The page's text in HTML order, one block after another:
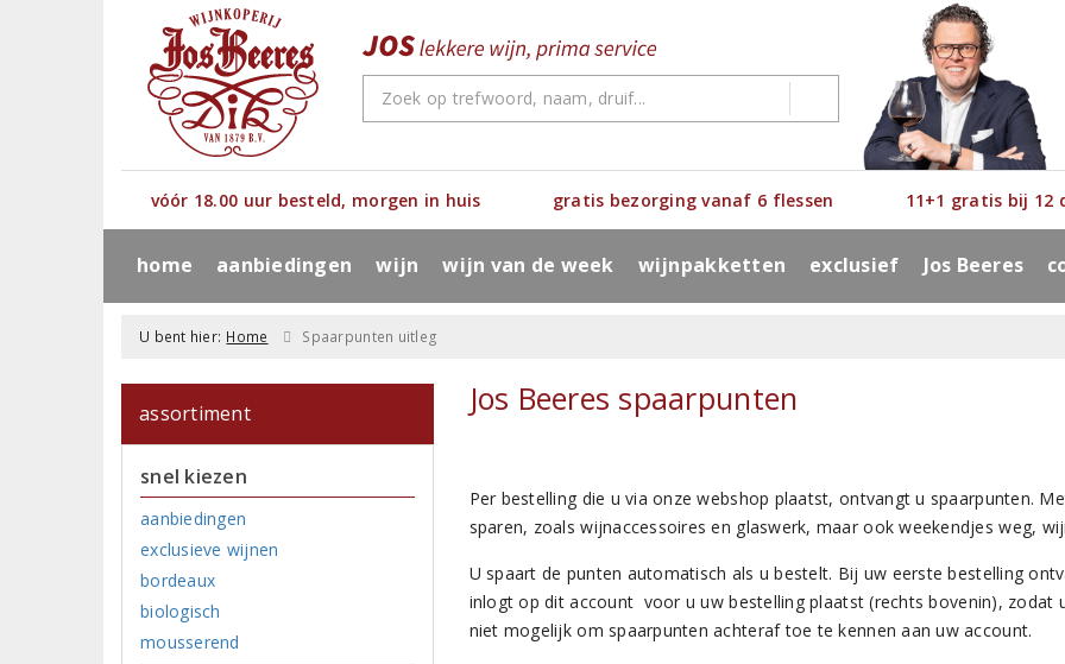
vóór 18.00 uur besteld, morgen in huis gratis bezorging vanaf 6 flessen 11+1 gratis bij 12
home aanbiedingen wijn wijn van de week wijnpakketten exclusief Jos Beeres
U bent hier: Home Spaarpunten uitleg
assortiment
snel kiezen
aanbiedingen
exclusieve wijnen
bordeaux
biologisch
mousserend
Jos Beeres spaarpunten
Per bestelling die u via onze webshop plaatst, ontvangt u spaarpunten.
sparen, zoals wijnaccessoires en glaswerk, maar ook weekendjes weg,
U spaart de punten automatisch als u bestelt. Bij uw eerste bestelling
inlogt op dit account voor u uw bestelling plaatst (rechts bovenin), zodat
niet mogelijk om spaarpunten achteraf toe te kennen aan uw account.